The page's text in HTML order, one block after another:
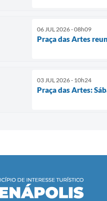
06 JUL 2026 - 08h09
Praça das Artes
03 JUL 2026 - 10h24
Praça das Artes: